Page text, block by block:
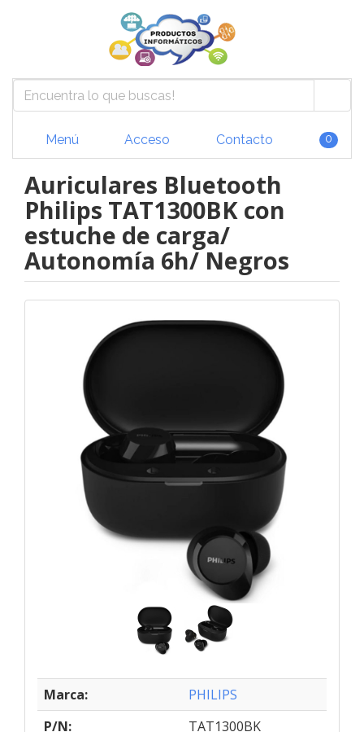
Menú Acceso Contacto 0
Auriculares Bluetooth
Philips TAT1300BK con
estuche de carga/
Autonomía 6h/ Negros
Marca:
PHILIPS
P/N:
TAT1300BK